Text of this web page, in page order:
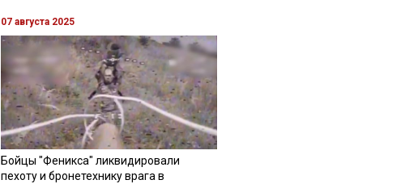
07 августа 2025
Бойцы "Феникса" ликвидировали
пехоту и бронетехнику врага в